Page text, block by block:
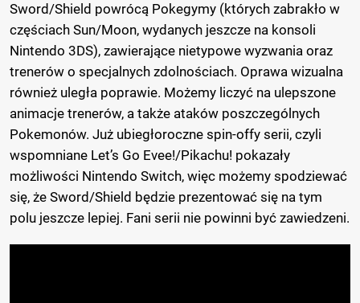
Sword/Shield powrócą Pokegymy (których zabrakło w
częściach Sun/Moon, wydanych jeszcze na konsoli
Nintendo 3DS), zawierające nietypowe wyzwania oraz
trenerów o specjalnych zdolnościach. Oprawa wizualna
również uległa poprawie. Możemy liczyć na ulepszone
animacje trenerów, a także ataków poszczególnych
Pokemonów. Już ubiegłoroczne spin-offy serii, czyli
wspomniane Let’s Go Evee!/Pikachu! pokazały
możliwości Nintendo Switch, więc możemy spodziewać
się, że Sword/Shield będzie prezentować się na tym
polu jeszcze lepiej. Fani serii nie powinni być zawiedzeni.